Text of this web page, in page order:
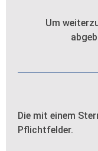
Um
Die mit einem
Pflichtfelder.